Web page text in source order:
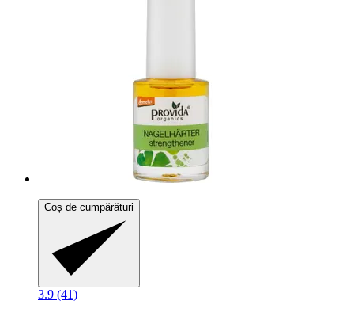
Coș de cumpărături
3.9 (41)